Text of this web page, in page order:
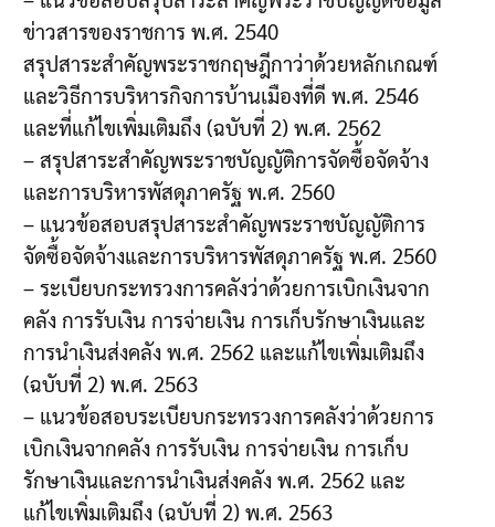
ข่าวสารของราชการ พ.ศ. 2540
สรุปสาระสำคัญพระราชกฤษฎีกาว่าด้วยหลักเกณฑ์
และวิธีการบริหารกิจการบ้านเมืองที่ดี พ.ศ. 2546
และที่แก้ไขเพิ่มเติมถึง (ฉบับที่ 2) พ.ศ. 2562
– สรุปสาระสำคัญพระราชบัญญัติการจัดซื้อจัดจ้าง
และการบริหารพัสดุภาครัฐ พ.ศ. 2560
– แนวข้อสอบสรุปสาระสำคัญพระราชบัญญัติการ
จัดซื้อจัดจ้างและการบริหารพัสดุภาครัฐ พ.ศ. 2560
– ระเบียบกระทรวงการคลังว่าด้วยการเบิกเงินจาก
คลัง การรับเงิน การจ่ายเงิน การเก็บรักษาเงินและ
การนำเงินส่งคลัง พ.ศ. 2562 และแก้ไขเพิ่มเติมถึง
(ฉบับที่ 2) พ.ศ. 2563
– แนวข้อสอบระเบียบกระทรวงการคลังว่าด้วยการ
เบิกเงินจากคลัง การรับเงิน การจ่ายเงิน การเก็บ
รักษาเงินและการนำเงินส่งคลัง พ.ศ. 2562 และ
แก้ไขเพิ่มเติมถึง (ฉบับที่ 2) พ.ศ. 2563